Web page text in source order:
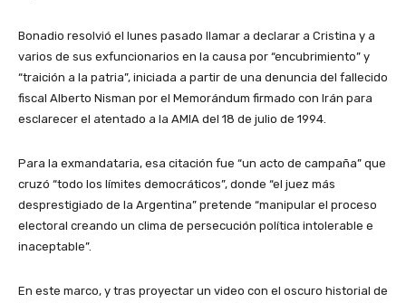
Bonadio resolvió el lunes pasado llamar a declarar a Cristina y a
varios de sus exfuncionarios en la causa por “encubrimiento” y
“traición a la patria”, iniciada a partir de una denuncia del fallecido
fiscal Alberto Nisman por el Memorándum firmado con Irán para
esclarecer el atentado a la AMIA del 18 de julio de 1994.
Para la exmandataria, esa citación fue “un acto de campaña” que
cruzó “todo los límites democráticos”, donde “el juez más
desprestigiado de la Argentina” pretende “manipular el proceso
electoral creando un clima de persecución política intolerable e
inaceptable”.
En este marco, y tras proyectar un video con el oscuro historial de